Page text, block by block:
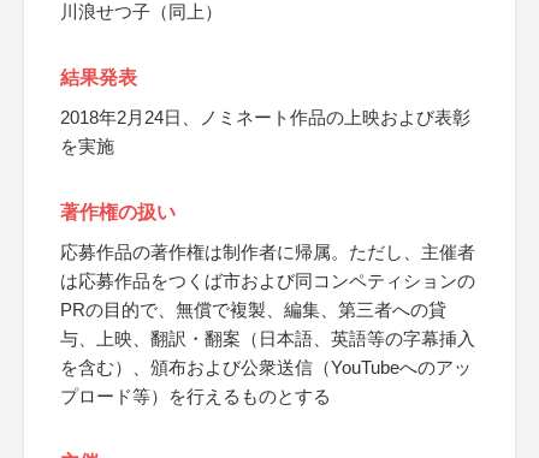
川浪せつ子（同上）
結果発表
2018年2月24日、ノミネート作品の上映および表彰
を実施
著作権の扱い
応募作品の著作権は制作者に帰属。ただし、主催者
は応募作品をつくば市および同コンペティションの
PRの目的で、無償で複製、編集、第三者への貸
与、上映、翻訳・翻案（日本語、英語等の字幕挿入
を含む）、頒布および公衆送信（YouTubeへのアッ
プロード等）を行えるものとする